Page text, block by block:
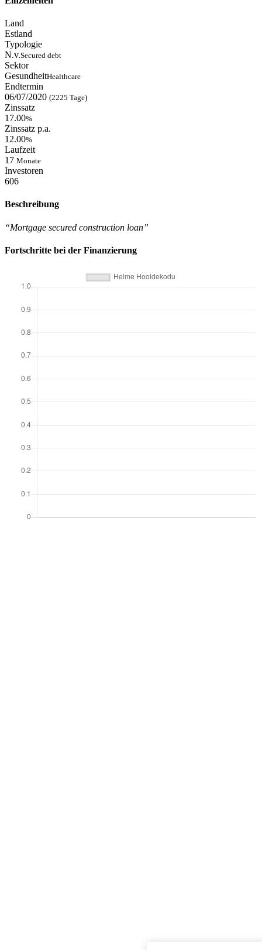
Land
Estland
Typologie
N.v.Secured debt
Sektor
GesundheitHealthcare
Endtermin
06/07/2020 (2225 Tage)
Zinssatz
17.00%
Zinssatz p.a.
12.00%
Laufzeit
17 Monate
Investoren
606
Beschreibung
“Mortgage secured construction loan”
Fortschritte bei der Finanzierung